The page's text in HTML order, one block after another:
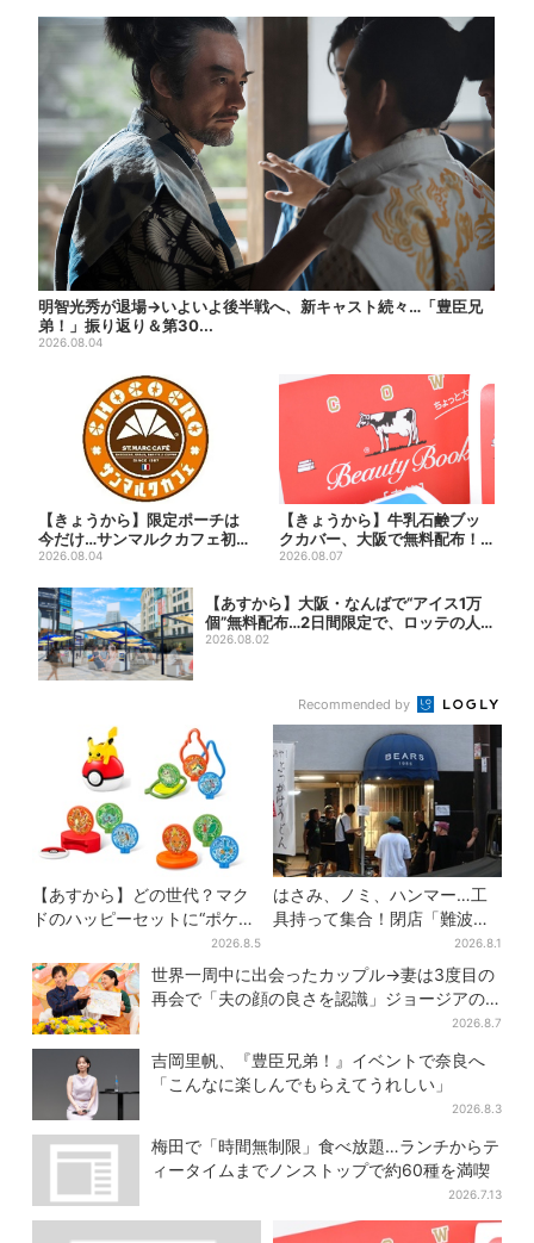
明智光秀が退場→いよいよ後半戦へ、新キャスト続々…「豊臣兄
弟！」振り返り＆第30...
2026.08.04
【きょうから】限定ポーチは
今だけ…サンマルクカフェ初の
「夏福袋」、実質無料でレア...
2026.08.04
【きょうから】牛乳石鹸ブッ
クカバー、大阪で無料配布！
先着1000名に「牛のカー...
2026.08.07
【あすから】大阪・なんばで“アイス1万
個”無料配布…2日間限定で、ロッテの人
気商...
2026.08.02
Recommended by
【あすから】どの世代？マク
ドのハッピーセットに“ポケモ
ンおもちゃ”、歴代30匹に「懐
かしい」と喜びの声
2026.8.5
はさみ、ノミ、ハンマー…工
具持って集合！閉店「難波ベ
アーズ」最終日400人超…最
後は「もう帰ってください」
2026.8.1
世界一周中に出会ったカップル→妻は3度目の
再会で「夫の顔の良さを認識」ジョージアの
2026.8.7
吉岡里帆、『豊臣兄弟！』イベントで奈良へ
「こんなに楽しんでもらえてうれしい」
2026.8.3
梅田で「時間無制限」食べ放題…ランチからテ
ィータイムまでノンストップで約60種を満喫
2026.7.13